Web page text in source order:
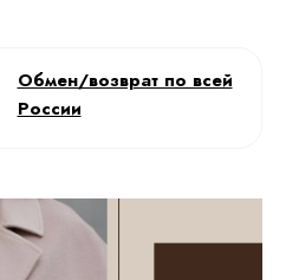
Обмен/возврат по всей
России